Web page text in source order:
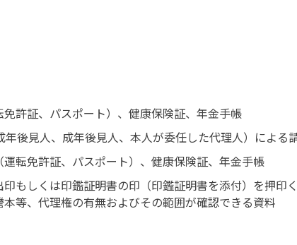
許証、パスポート）、健康保険証、年金手帳
後見人、成年後見人、本人が委任した代理人）による
転免許証、パスポート）、健康保険証、年金手帳
もしくは印鑑証明書の印（印鑑証明書を添付）を押印く
等、代理権の有無およびその範囲が確認できる資料